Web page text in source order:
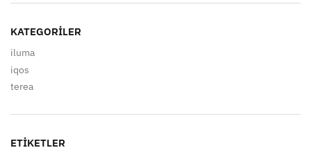
KATEGORILER
iluma
iqos
terea
ETIKETLER